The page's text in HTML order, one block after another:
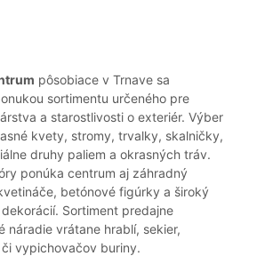
pôsobiace v Trnave sa
sortimentu určeného pre
a starostlivosti o exteriér. Výber
kvety, stromy, trvalky, skalničky,
druhy paliem a okrasných tráv.
ponúka centrum aj záhradný
betónové figúrky a široký
Sortiment predajne
náradie vrátane hrablí, sekier,
vypichovačov buriny.